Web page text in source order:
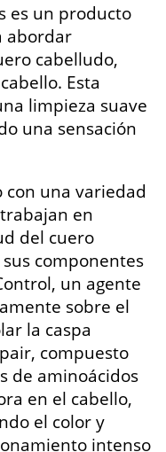
es un producto
abordar
cabelludo,
Esta
limpieza suave
una sensación
una variedad
en
del cuero
componentes
un agente
sobre el
la caspa
compuesto
de aminoácidos
en el cabello,
el color y
intenso